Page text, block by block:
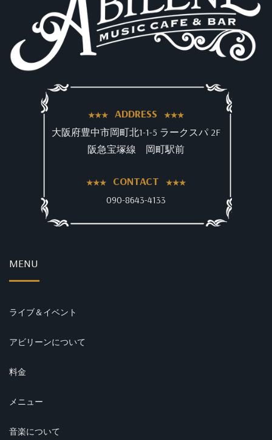
ADDRESS
大阪府豊中市岡町北1-1-5 ラークスパ 2F
阪急宝塚線 岡町駅前
CONTACT
090-8643-4133
MENU
ライブ＆イベント
アビリーンについて
料金
メニュー
音楽について